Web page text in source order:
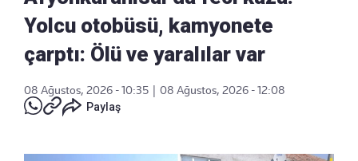
Yolcu otobüsü, kamyonete
çarptı: Ölü ve yaralılar var
08 Ağustos, 2026 - 10:35
08 Ağustos, 2026 - 12:08
Paylaş